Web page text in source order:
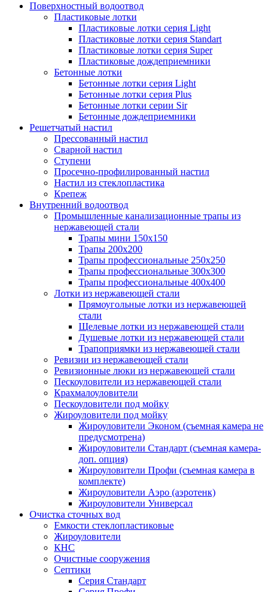
Поверхностный водоотвод
Пластиковые лотки
Пластиковые лотки серия Light
Пластиковые лотки серия Standart
Пластиковые лотки серия Super
Пластиковые дождеприемники
Бетонные лотки
Бетонные лотки серия Light
Бетонные лотки серия Plus
Бетонные лотки серии Sir
Бетонные дождеприемники
Решетчатый настил
Прессованный настил
Сварной настил
Ступени
Просечно-профилированный настил
Настил из стеклопластика
Крепеж
Внутренний водоотвод
Промышленные канализационные трапы из
нержавеющей стали
Трапы мини 150х150
Трапы 200х200
Трапы профессиональные 250х250
Трапы профессиональные 300х300
Трапы профессиональные 400х400
Лотки из нержавеющей стали
Прямоугольные лотки из нержавеющей
стали
Щелевые лотки из нержавеющей стали
Душевые лотки из нержавеющей стали
Трапоприямки из нержавеющей стали
Ревизии из нержавеющей стали
Ревизионные люки из нержавеющей стали
Пескоуловители из нержавеющей стали
Крахмалоуловители
Пескоуловители под мойку
Жироуловители под мойку
Жироуловители Эконом (съемная камера не
предусмотрена)
Жироуловители Стандарт (съемная камера-
доп. опция)
Жироуловители Профи (съемная камера в
комплекте)
Жироуловители Аэро (аэротенк)
Жироуловители Универсал
Очистка сточных вод
Емкости стеклопластиковые
Жироуловители
КНС
Очистные сооружения
Септики
Серия Стандарт